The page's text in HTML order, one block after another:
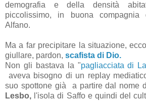
demografia e della densità
piccolissimo, in buona
Alfano.
Ma a far precipitare la situazione,
giullare, pardon, scafista di Dio.
Non gli bastava la "pagliacciata di
aveva bisogno di un replay
suo spottone già a partire dal nome
Lesbo, l'isola di Saffo e quindi del